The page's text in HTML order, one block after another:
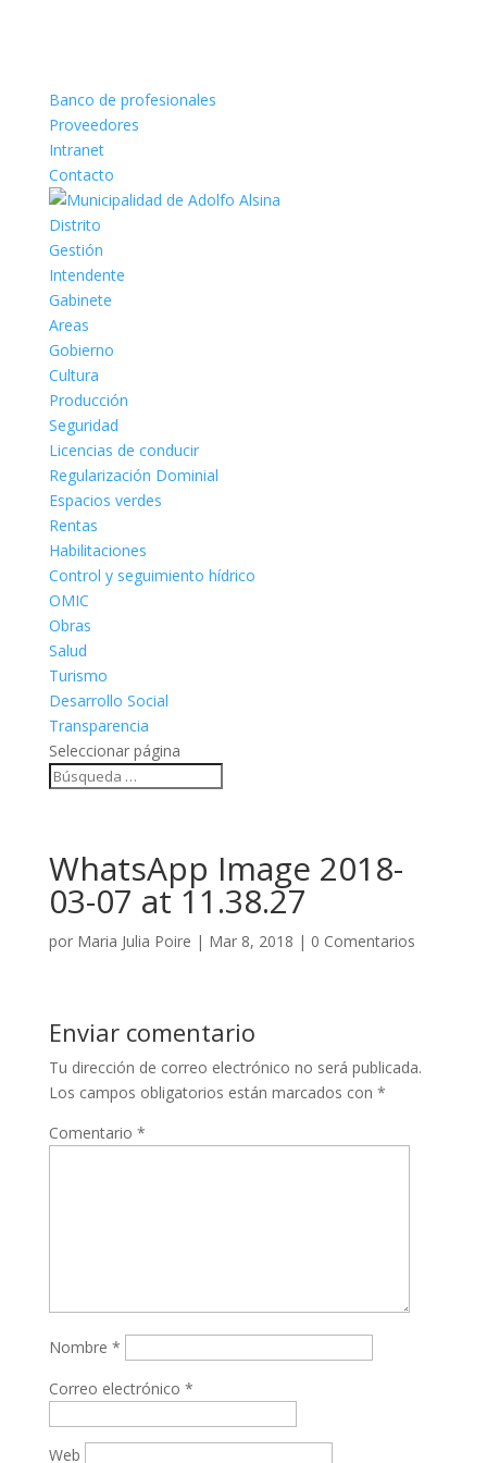
Banco de profesionales
Proveedores
Intranet
Contacto
Distrito
Gestión
Intendente
Gabinete
Areas
Gobierno
Cultura
Producción
Seguridad
Licencias de conducir
Regularización Dominial
Espacios verdes
Rentas
Habilitaciones
Control y seguimiento hídrico
OMIC
Obras
Salud
Turismo
Desarrollo Social
Transparencia
Seleccionar página
WhatsApp Image 2018-
03-07 at 11.38.27
por Maria Julia Poire | Mar 8, 2018 | 0 Comentarios
Enviar comentario
Tu dirección de correo electrónico no será publicada.
Los campos obligatorios están marcados con *
Comentario *
Nombre *
Correo electrónico *
Web